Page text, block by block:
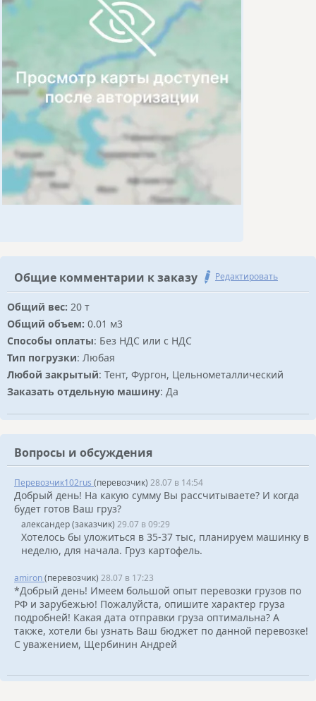
Общие комментарии к заказу Редактировать
Общий вес: 20 т
Общий объем: 0.01 м3
Способы оплаты: Без НДС или с НДС
Тип погрузки: Любая
Любой закрытый: Тент, Фургон, Цельнометаллический
Заказать отдельную машину: Да
Вопросы и обсуждения
Перевозчик102rus (перевозчик) 28.07 в 14:54
Добрый день! На какую сумму Вы рассчитываете? И когда
будет готов Ваш груз?
александер (заказчик) 29.07 в 09:29
Хотелось бы уложиться в 35-37 тыс, планируем машинку в
неделю, для начала. Груз картофель.
amiron(перевозчик) 28.07 в 17:23
*Добрый день! Имеем большой опыт перевозки грузов по
РФ и зарубежью! Пожалуйста, опишите характер груза
подробней! Какая дата отправки груза оптимальна? А
также, хотели бы узнать Ваш бюджет по данной перевозке!
С уважением, Щербинин Андрей